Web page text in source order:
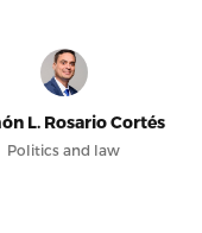
L. Rosario Cortés
Politics and law